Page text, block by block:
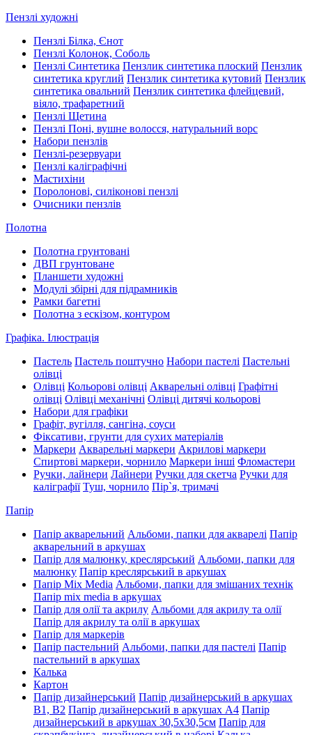
Пензлі художні
Пензлі Білка, Єнот
Пензлі Колонок, Соболь
Пензлі Синтетика Пензлик синтетика плоский Пензлик
синтетика круглий Пензлик синтетика кутовий Пензлик
синтетика овальний Пензлик синтетика флейцевий,
віяло, трафаретний
Пензлі Щетина
Пензлі Поні, вушне волосся, натуральний ворс
Набори пензлів
Пензлі-резервуари
Пензлі каліграфічні
Мастихіни
Поролонові, силіконові пензлі
Очисники пензлів
Полотна
Полотна грунтовані
ДВП грунтоване
Планшети художні
Модулі збірні для підрамників
Рамки багетні
Полотна з ескізом, контуром
Графіка. Ілюстрація
Пастель Пастель поштучно Набори пастелі Пастельні
олівці
Олівці Кольорові олівці Акварельні олівці Графітні
олівці Олівці механічні Олівці дитячі кольорові
Набори для графіки
Графіт, вугілля, сангіна, соуси
Фіксативи, грунти для сухих матеріалів
Маркери Акварельні маркери Акрилові маркери
Спиртові маркери, чорнило Маркери інші Фломастери
Ручки, лайнери Лайнери Ручки для скетча Ручки для
каліграфії Туш, чорнило Пір`я, тримачі
Папір
Папір акварельний Альбоми, папки для акварелі Папір
акварельний в аркушах
Папір для малюнку, креслярський Альбоми, папки для
малюнку Папір креслярський в аркушах
Папір Mix Media Альбоми, папки для змішаних технік
Папір mix media в аркушах
Папір для олії та акрилу Альбоми для акрилу та олії
Папір для акрилу та олії в аркушах
Папір для маркерів
Папір пастельний Альбоми, папки для пастелі Папір
пастельний в аркушах
Калька
Картон
Папір дизайнерський Папір дизайнерський в аркушах
В1, В2 Папір дизайнерський в аркушах А4 Папір
дизайнерський в аркушах 30,5х30,5см Папір для